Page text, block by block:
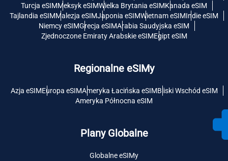
Turcja eSIMMeksyk eSIMWielka Brytania eSIMKanada eSIM
Tajlandia eSIMMalezja eSIMJaponia eSIMWietnam eSIMIndie eSIM
Niemcy eSIMGrecja eSIMArabia Saudyjska eSIM
Zjednoczone Emiraty Arabskie eSIMEgipt eSIM
Regionalne eSIMy
Azja eSIMEuropa eSIMAmeryka Łacińska eSIMBliski Wschód eSIM
Ameryka Północna eSIM
Plany Globalne
Globalne eSIMy